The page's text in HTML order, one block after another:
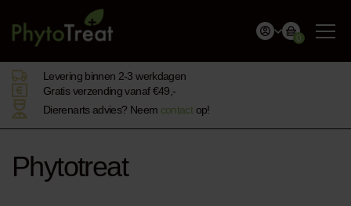
0
Levering binnen 2-3 werkdagen
Gratis verzending vanaf €49,-
Dierenarts advies? Neem contactop!
Phytotreat